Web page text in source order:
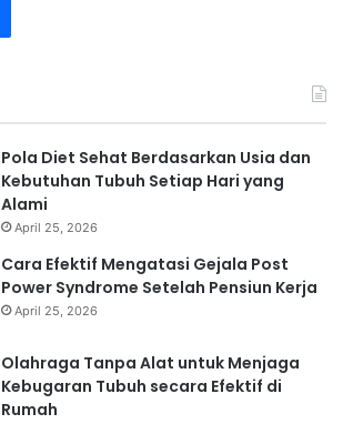
Pola Diet Sehat Berdasarkan Usia dan
Kebutuhan Tubuh Setiap Hari yang
Alami
April 25, 2026
Cara Efektif Mengatasi Gejala Post
Power Syndrome Setelah Pensiun Kerja
April 25, 2026
Olahraga Tanpa Alat untuk Menjaga
Kebugaran Tubuh secara Efektif di
Rumah